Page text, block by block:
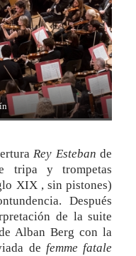
Rey Esteban de
tripa y trompetas
XIX , sin pistones)
Después
de la suite
Alban Berg con la
defemme fatale